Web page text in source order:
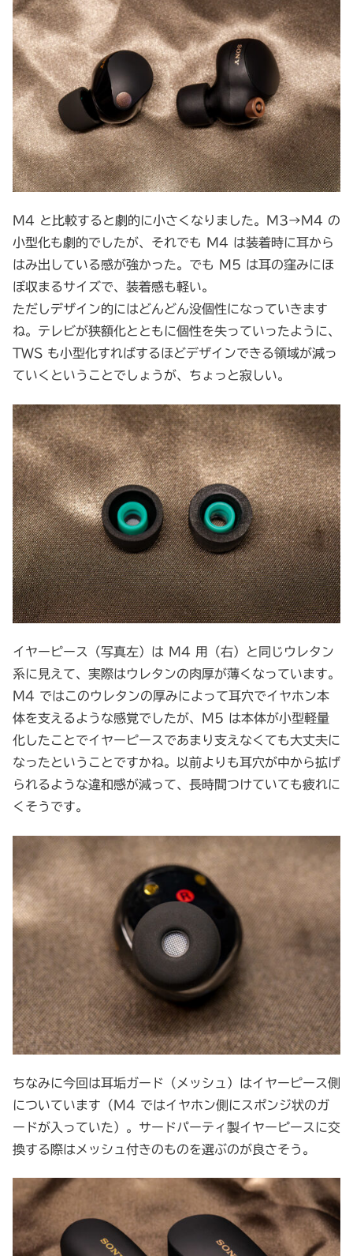
M4 と比較すると劇的に小さくなりました。M3→M4 の
小型化も劇的でしたが、それでも M4 は装着時に耳から
はみ出している感が強かった。でも M5 は耳の窪みにほ
ぼ収まるサイズで、装着感も軽い。
ただしデザイン的にはどんどん没個性になっていきます
ね。テレビが狭額化とともに個性を失っていったように、
TWS も小型化すればするほどデザインできる領域が減っ
ていくということでしょうが、ちょっと寂しい。
イヤーピース（写真左）は M4 用（右）と同じウレタン
系に見えて、実際はウレタンの肉厚が薄くなっています。
M4 ではこのウレタンの厚みによって耳穴でイヤホン本
体を支えるような感覚でしたが、M5 は本体が小型軽量
化したことでイヤーピースであまり支えなくても大丈夫に
なったということですかね。以前よりも耳穴が中から拡げ
られるような違和感が減って、長時間つけていても疲れに
くそうです。
ちなみに今回は耳垢ガード（メッシュ）はイヤーピース側
についています（M4 ではイヤホン側にスポンジ状のガ
ードが入っていた）。サードパーティ製イヤーピースに交
換する際はメッシュ付きのものを選ぶのが良さそう。